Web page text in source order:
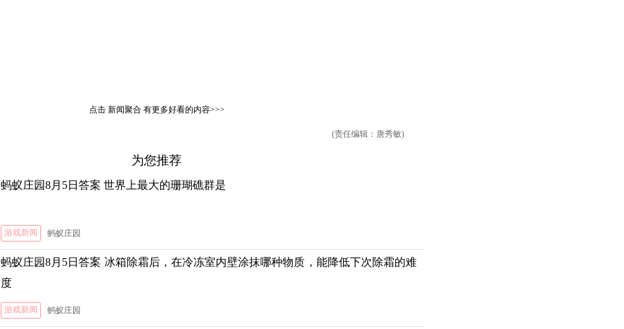
点击 新闻聚合有更多好看的内容>>>
(责任编辑：唐秀敏)
为您推荐
蚂蚁庄园8月5日答案 世界上最大的珊瑚礁群是
游戏新闻 蚂蚁庄园
蚂蚁庄园8月5日答案 冰箱除霜后，在冷冻室内壁涂抹哪种物质，能降低下次除霜的难
度
游戏新闻 蚂蚁庄园